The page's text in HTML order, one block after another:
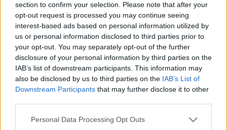
section to confirm your selection. Please note that after your
opt-out request is processed you may continue seeing
interest-based ads based on personal information utilized by
us or personal information disclosed to third parties prior to
your opt-out. You may separately opt-out of the further
disclosure of your personal information by third parties on the
IAB’s list of downstream participants. This information may
also be disclosed by us to third parties on the IAB’s List of
Downstream Participants that may further disclose it to other
Personal Data Processing Opt Outs
Tukholman kartalla
Uudistamme sivustomme sisältöä ja tarjontaa, ja osana
tätä olemme sulkeneet vähän käytetyt kartat, kuten tämän.
Sulkemalla vähän käytettyjä ominaisuuksia pystymme
keskittymään niiden ominaisuuksien kehittämiseen, jotka
ovat osoittautuneet lukijoillemme hyödyllisimmiksi ja
pidetyimmiksi.
Tervetuloa tutustumaanTukholman matkaoppaan muuhun
tarjontaan